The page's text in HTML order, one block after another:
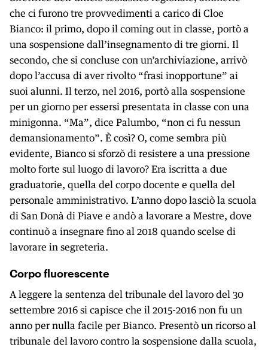
che ci furono tre provvedimenti a carico di Cloe
Bianco: il primo, dopo il coming out in classe, portò a
una sospensione dall’insegnamento di tre giorni. Il
secondo, che si concluse con un’archiviazione, arrivò
dopo l’accusa di aver rivolto “frasi inopportune” ai
suoi alunni. Il terzo, nel 2016, portò alla sospensione
per un giorno per essersi presentata in classe con una
minigonna. “Ma”, dice Palumbo, “non ci fu nessun
demansionamento”. È così? O, come sembra più
evidente, Bianco si sforzò di resistere a una pressione
molto forte sul luogo di lavoro? Era iscritta a due
graduatorie, quella del corpo docente e quella del
personale amministrativo. L’anno dopo lasciò la scuola
di San Donà di Piave e andò a lavorare a Mestre, dove
continuò a insegnare fino al 2018 quando scelse di
lavorare in segreteria.
Corpo fluorescente
A leggere la sentenza del tribunale del lavoro del 30
settembre 2016 si capisce che il 2015-2016 non fu un
anno per nulla facile per Bianco. Presentò un ricorso al
tribunale del lavoro contro la sospensione dalla scuola,